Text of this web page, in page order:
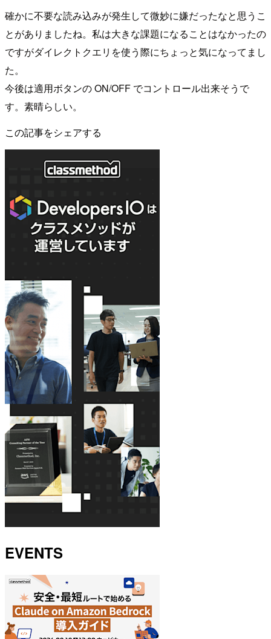
確かに不要な読み込みが発生して微妙に嫌だったなと思うこ
とがありましたね。私は大きな課題になることはなかったの
ですがダイレクトクエリを使う際にちょっと気になってまし
た。
今後は適用ボタンの ON/OFF でコントロール出来そうで
す。素晴らしい。
この記事をシェアする
EVENTS